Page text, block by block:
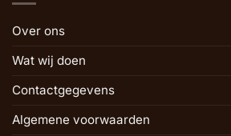
Over ons
Wat wij doen
Contactgegevens
Algemene voorwaarden